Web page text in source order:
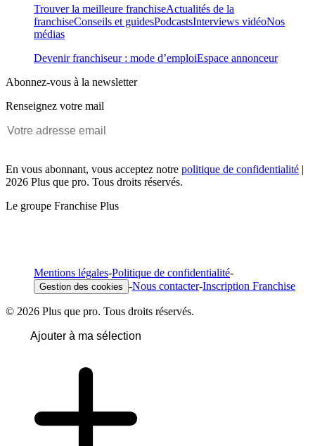
Trouver la meilleure franchiseActualités de la
franchiseConseils et guidesPodcastsInterviews vidéoNos
médias
Devenir franchiseur : mode d’emploiEspace annonceur
Abonnez-vous à la newsletter
Renseignez votre mail
En vous abonnant, vous acceptez notre politique de confidentialité |
2026 Plus que pro. Tous droits réservés.
Le groupe Franchise Plus
Mentions légales-Politique de confidentialité-
Gestion des cookies -Nous contacter-Inscription Franchise
© 2026 Plus que pro. Tous droits réservés.
Ajouter à ma sélection